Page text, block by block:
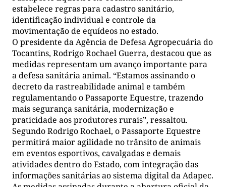
estabelece regras para cadastro sanitário,
identificação individual e controle da
movimentação de equídeos no estado.
O presidente da Agência de Defesa Agropecuária do
Tocantins, Rodrigo Rochael Guerra, destacou que as
medidas representam um avanço importante para
a defesa sanitária animal. “Estamos assinando o
decreto da rastreabilidade animal e também
regulamentando o Passaporte Equestre, trazendo
mais segurança sanitária, modernização e
praticidade aos produtores rurais”, ressaltou.
Segundo Rodrigo Rochael, o Passaporte Equestre
permitirá maior agilidade no trânsito de animais
em eventos esportivos, cavalgadas e demais
atividades dentro do Estado, com integração das
informações sanitárias ao sistema digital da Adapec.